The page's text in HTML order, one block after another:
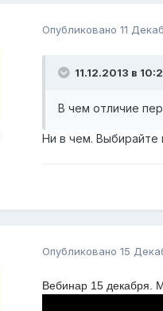
Опубликовано 11
11.12.2013 в
В чем отличие
Ни в чем. Выбирайте
Опубликовано 15
Вебинар 15 декабря.